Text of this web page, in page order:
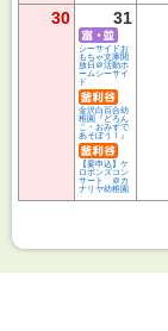
30 31
シーサイドお
もちゃ文庫開
放日＠活動ホ
ームシーサイ
ド
金沢白百合幼
稚園『どろん
こ・おみずで
あそぼう！』
【要申込】ケ
ロポンズコン
サート ＠カ
ナリヤ幼稚園